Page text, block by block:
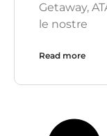
Getaway,
le nostre
Read more